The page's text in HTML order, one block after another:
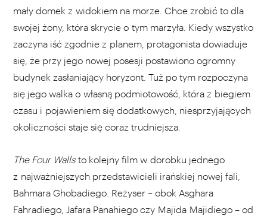
mały domek z widokiem na morze. Chce zrobić to dla
swojej żony, która skrycie o tym marzyła. Kiedy wszystko
zaczyna iść zgodnie z planem, protagonista dowiaduje
się, że przy jego nowej posesji postawiono ogromny
budynek zasłaniający horyzont. Tuż po tym rozpoczyna
się jego walka o własną podmiotowość, która z biegiem
czasu i pojawieniem się dodatkowych, niesprzyjających
okoliczności staje się coraz trudniejsza.
The Four Walls to kolejny film w dorobku jednego
z najważniejszych przedstawicieli irańskiej nowej fali,
Bahmara Ghobadiego. Reżyser – obok Asghara
Fahradiego, Jafara Panahiego czy Majida Majidiego – od